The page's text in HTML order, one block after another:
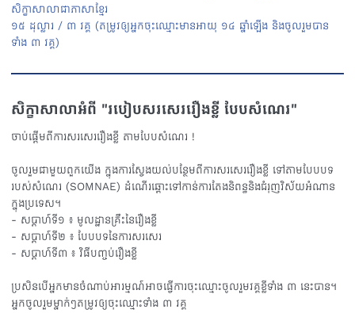
សិក្ខាសាលាជាភាសាខ្មែរ
១៥ ដុល្លារ / ៣ វគ្គ (តម្រូវឲ្យអ្នកចុះឈ្មោះមានអាយុ ១៤ ឆ្នាំឡើង និងចូលរួមបាន
ទាំង ៣ វគ្គ)
សិក្ខាសាលាអំពី "របៀបសរសេររឿងខ្លី បែបសំណេរ"
ចាប់ផ្តើម​ពីការសរសេររឿងខ្លី​ តាមបែបសំណេរ​ !
ចូលរួមជាមួយពួកយេីង​ ក្នុងការស្វែងយល់​បន្ថែម​ពីការសរសេររឿងខ្លី​ ទៅតាម​បែបបទ
របស់សំណេរ (SOMNAE) ដំណេីរឆ្ពោះទៅកាន់ការតែង​និពន្ធ​ និងជំរុញវិស័យអំណាន
ក្នុងប្រទេស។
- សប្ដាហ៍​ទី១ ៖​ មូលដ្ឋាន​គ្រឹះ​នៃរឿងខ្លី
- សប្ដាហ៍​ទី២ ៖​ បែបបទនៃការសរសេរ
- សប្ដាហ៍​ទី៣ ៖​ វិធីបញ្ចប់រឿងខ្លី
ប្រសិនបេីអ្នកមានចំណាប់​អារម្មណ៍​អាចធ្វេីការចុះឈ្មោះចូលរួមវគ្គខ្លីទាំង ៣ នេះបាន។
អ្នកចូលរួមម្នាក់ៗតម្រូវឲ្យចុះឈ្មោះទាំង ៣ វគ្គ